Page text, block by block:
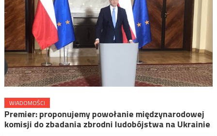
WIADOMOŚCI
Premier: proponujemy powołanie międzynarodowej
komisji do zbadania zbrodni ludobójstwa na Ukrainie